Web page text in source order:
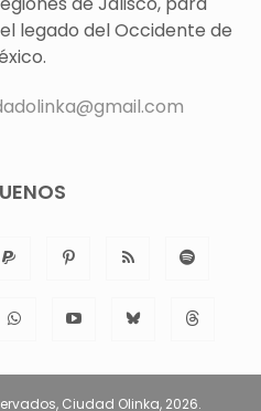
legado del Occidente de
Ciudad Olinka, 2026.